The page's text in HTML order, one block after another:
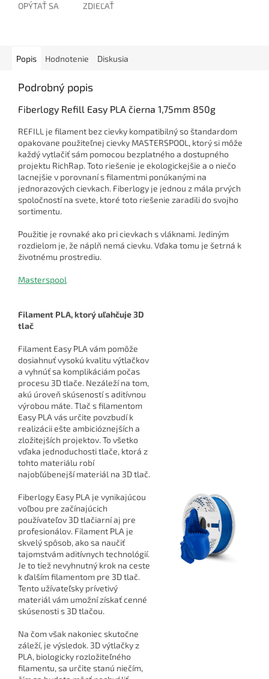
OPÝTAŤ SA ZDIEĽAŤ
Popis Hodnotenie Diskusia
Podrobný popis
Fiberlogy Refill Easy PLA čierna 1,75mm 850g
REFILL je filament bez cievky kompatibilný so štandardom
opakovane použiteľnej cievky MASTERSPOOL, ktorý si môže
každý vytlačiť sám pomocou bezplatného a dostupného
projektu RichRap. Toto riešenie je ekologickejšie a o niečo
lacnejšie v porovnaní s filamentmi ponúkanými na
jednorazových cievkach. Fiberlogy je jednou z mála prvých
spoločností na svete, ktoré toto riešenie zaradili do svojho
sortimentu.
Použitie je rovnaké ako pri cievkach s vláknami. Jediným
rozdielom je, že náplň nemá cievku. Vďaka tomu je šetrná k
životnému prostrediu.
Masterspool
Filament PLA, ktorý uľahčuje 3D
tlač
Filament Easy PLA vám pomôže
dosiahnuť vysokú kvalitu výtlačkov
a vyhnúť sa komplikáciám počas
procesu 3D tlače. Nezáleží na tom,
akú úroveň skúseností s aditívnou
výrobou máte. Tlač s filamentom
Easy PLA vás určite povzbudí k
realizácii ešte ambicióznejších a
zložitejších projektov. To všetko
vďaka jednoduchosti tlače, ktorá z
tohto materiálu robí
najobľúbenejší materiál na 3D tlač.
Fiberlogy Easy PLA je vynikajúcou
voľbou pre začínajúcich
používateľov 3D tlačiarní aj pre
profesionálov. Filament PLA je
skvelý spôsob, ako sa naučiť
tajomstvám aditívnych technológií.
Je to tiež nevyhnutný krok na ceste
k ďalším filamentom pre 3D tlač.
Tento užívateľsky prívetivý
materiál vám umožní získať cenné
skúsenosti s 3D tlačou.
Na čom však nakoniec skutočne
záleží, je výsledok. 3D výtlačky z
PLA, biologicky rozložiteľného
filamentu, sa určite stanú niečím,